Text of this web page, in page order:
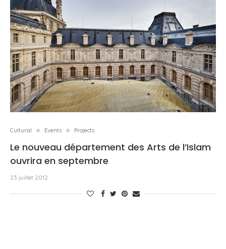
Cultural Events Projects
Le nouveau département des Arts de l’Islam
ouvrira en septembre
23 juillet 2012